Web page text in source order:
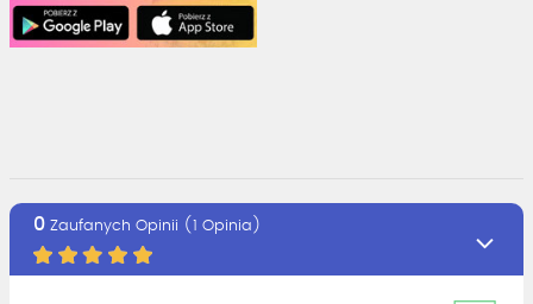
0 Zaufanych Opinii (1 Opinia)